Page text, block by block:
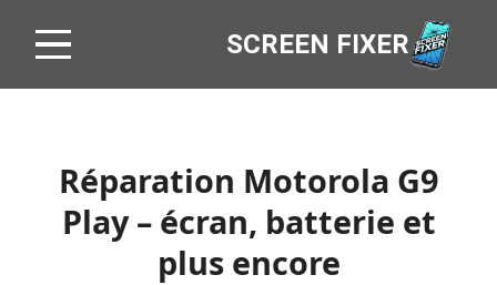
SCREEN FIXER
Réparation Motorola G9
Play – écran, batterie et
plus encore